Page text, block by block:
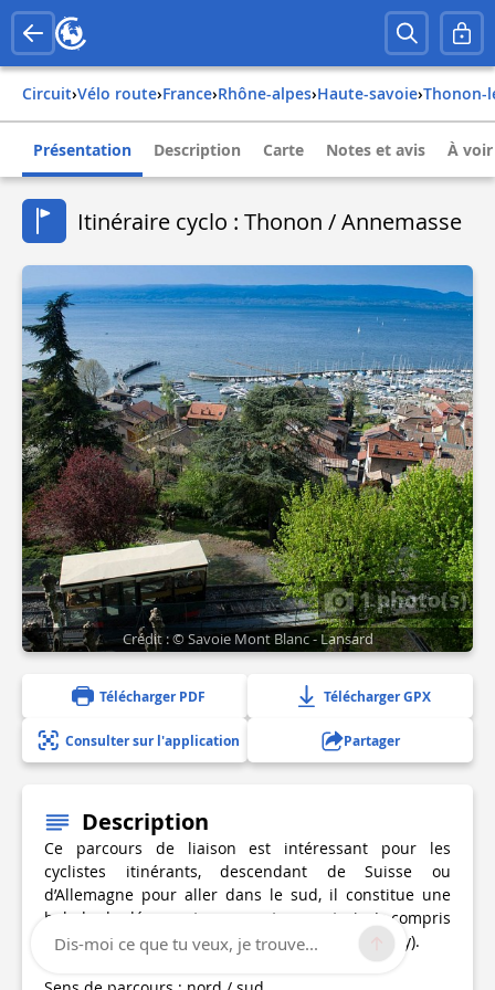
Circuit› Vélo route› france› rhône-alpes› haute-savoie› thonon-
Présentation Description Carte Notes et avis À
Itinéraire cyclo : Thonon / Annemasse
1 photo(s)
Crédit : © Savoie Mont Blanc - Lansard
Télécharger PDF Télécharger GPX
Consulter sur l'application Partager
Description
Ce parcours de liaison est intéressant pour les
cyclistes itinérants, descendant de Suisse ou
d’Allemagne pour aller dans le sud, il constitue une
balade de découverte, avec retour en train (y compris
à mi-chemin, de Bons-en-Chablais ou de Machilly).
Dis-moi ce que tu veux, je trouve...